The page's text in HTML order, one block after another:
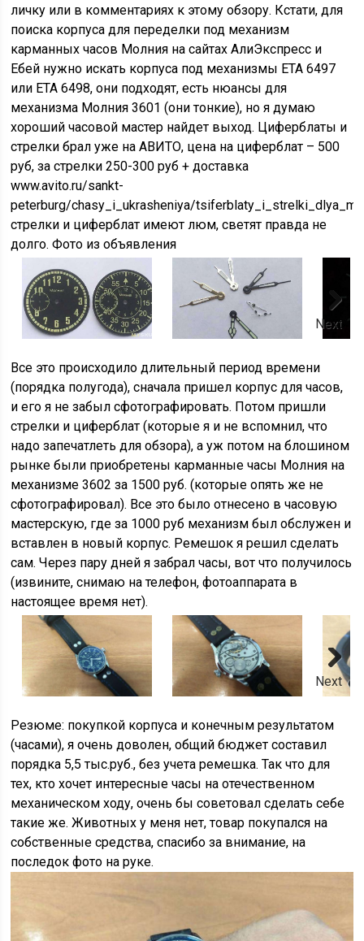
личку или в комментариях к этому обзору. Кстати, для
поиска корпуса для переделки под механизм
карманных часов Молния на сайтах АлиЭкспресс и
Ебей нужно искать корпуса под механизмы ETA 6497
или ETA 6498, они подходят, есть нюансы для
механизма Молния 3601 (они тонкие), но я думаю
хороший часовой мастер найдет выход. Циферблаты и
стрелки брал уже на АВИТО, цена на циферблат – 500
руб, за стрелки 250-300 руб + доставка
www.avito.ru/sankt-
peterburg/chasy_i_ukrasheniya/
стрелки и циферблат имеют люм, светят правда не
долго. Фото из объявления
Next
Все это происходило длительный период времени
(порядка полугода), сначала пришел корпус для часов,
и его я не забыл сфотографировать. Потом пришли
стрелки и циферблат (которые я и не вспомнил, что
надо запечатлеть для обзора), а уж потом на блошином
рынке были приобретены карманные часы Молния на
механизме 3602 за 1500 руб. (которые опять же не
сфотографировал). Все это было отнесено в часовую
мастерскую, где за 1000 руб механизм был обслужен и
вставлен в новый корпус. Ремешок я решил сделать
сам. Через пару дней я забрал часы, вот что получилось
(извините, снимаю на телефон, фотоаппарата в
настоящее время нет).
Next
Резюме: покупкой корпуса и конечным результатом
(часами), я очень доволен, общий бюджет составил
порядка 5,5 тыс.руб., без учета ремешка. Так что для
тех, кто хочет интересные часы на отечественном
механическом ходу, очень бы советовал сделать себе
такие же. Животных у меня нет, товар покупался на
собственные средства, спасибо за внимание, на
последок фото на руке.